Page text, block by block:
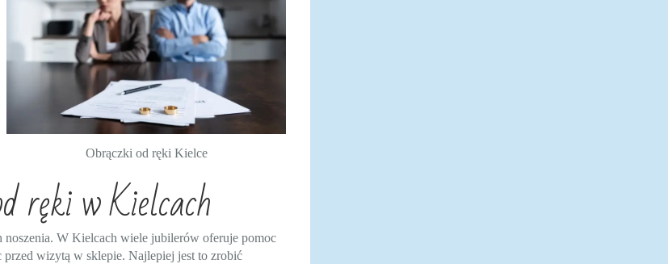
Obrączki od ręki Kielce
ręki w Kielcach
W Kielcach wiele jubilerów oferuje pomoc
wizytą w sklepie. Najlepiej jest to zrobić